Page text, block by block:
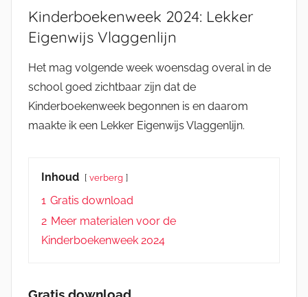
Kinderboekenweek 2024: Lekker
Eigenwijs Vlaggenlijn
Het mag volgende week woensdag overal in de
school goed zichtbaar zijn dat de
Kinderboekenweek begonnen is en daarom
maakte ik een Lekker Eigenwijs Vlaggenlijn.
Inhoud verberg
1 Gratis download
2 Meer materialen voor de
Kinderboekenweek 2024